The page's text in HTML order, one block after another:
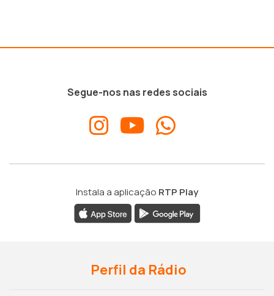
Segue-nos nas redes sociais
Instala a aplicação RTP Play
Perfil da Rádio